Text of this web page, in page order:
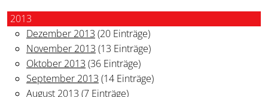
2013
Dezember 2013 (20 Einträge)
November 2013 (13 Einträge)
Oktober 2013 (36 Einträge)
September 2013 (14 Einträge)
August 2013 (7 Einträge)